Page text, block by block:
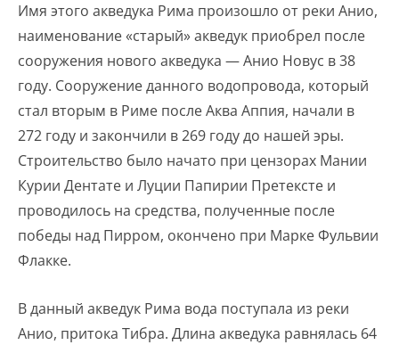
Имя этого акведука Рима произошло от реки Анио,
наименование «старый» акведук приобрел после
сооружения нового акведука — Анио Новус в 38
году. Сооружение данного водопровода, который
стал вторым в Риме после Аква Аппия, начали в
272 году и закончили в 269 году до нашей эры.
Строительство было начато при цензорах Мании
Курии Дентате и Луции Папирии Претексте и
проводилось на средства, полученные после
победы над Пирром, окончено при Марке Фульвии
Флакке.
В данный акведук Рима вода поступала из реки
Анио, притока Тибра. Длина акведука равнялась 64